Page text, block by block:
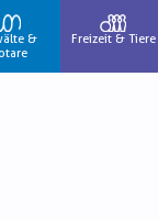
&
Freizeit & Tiere